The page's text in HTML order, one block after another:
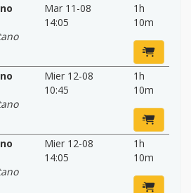
Mar 11-08
14:05
1h
10m
Mier 12-08
10:45
1h
10m
Mier 12-08
14:05
1h
10m